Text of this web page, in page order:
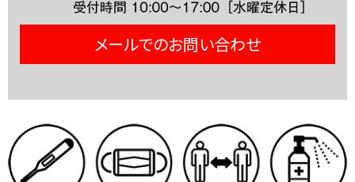
メールでのお問い合わせ